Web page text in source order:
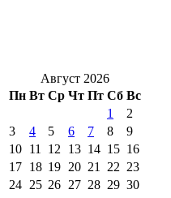
Август 2026
Пн Вт Ср Чт Пт Сб Вс
1
2
3
4 5 6 7 8
9
10 11 12 13 14 15 16
17 18 19 20 21 22 23
24 25 26 27 28 29 30